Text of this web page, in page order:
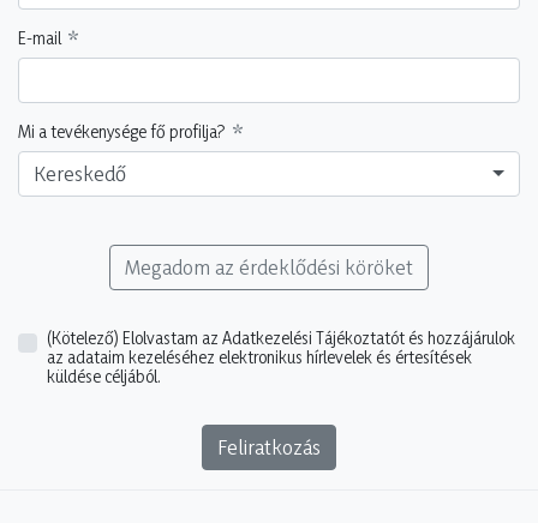
E-mail
Mi a tevékenysége fő profilja?
Kereskedő
Megadom az érdeklődési köröket
(Kötelező) Elolvastam az Adatkezelési Tájékoztatót és hozzájárulok
az adataim kezeléséhez elektronikus hírlevelek és értesítések
küldése céljából.
Feliratkozás